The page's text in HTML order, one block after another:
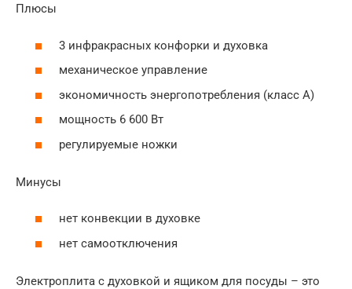
Плюсы
3 инфракрасных конфорки и духовка
механическое управление
экономичность энергопотребления (класс А)
мощность 6 600 Вт
регулируемые ножки
Минусы
нет конвекции в духовке
нет самоотключения
Электроплита с духовкой и ящиком для посуды – это